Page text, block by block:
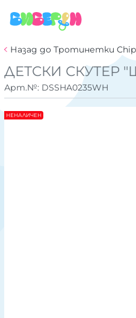
Назад до Тротинетки
ДЕТСКИ СКУТЕР
Арт.№: DSSHA0235WH
НЕНАЛИЧЕН